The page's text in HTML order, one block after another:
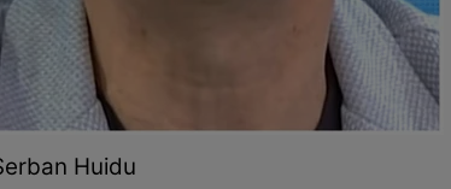
Huidu